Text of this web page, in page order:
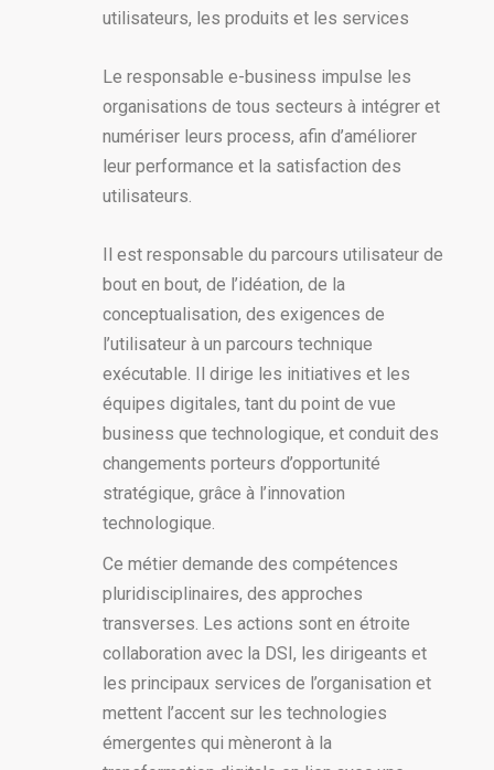
utilisateurs, les produits et les services
Le responsable e-business impulse les
organisations de tous secteurs à intégrer et
numériser leurs process, afin d’améliorer
leur performance et la satisfaction des
utilisateurs.
Il est responsable du parcours utilisateur de
bout en bout, de l’idéation, de la
conceptualisation, des exigences de
l’utilisateur à un parcours technique
exécutable. Il dirige les initiatives et les
équipes digitales, tant du point de vue
business que technologique, et conduit des
changements porteurs d’opportunité
stratégique, grâce à l’innovation
technologique.
Ce métier demande des compétences
pluridisciplinaires, des approches
transverses. Les actions sont en étroite
collaboration avec la DSI, les dirigeants et
les principaux services de l’organisation et
mettent l’accent sur les technologies
émergentes qui mèneront à la